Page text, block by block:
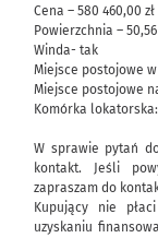
Cena – 580 460,00 zł
Powierzchnia –
Winda- tak
Miejsce postojowe w
Miejsce postojowe
Komórka lokatorska:
W sprawie pytań
kontakt. Jeśli
zapraszam do
Kupujący nie
uzyskaniu